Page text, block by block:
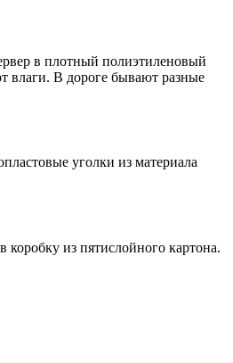
в плотный полиэтиленовый
влаги. В дороге бывают разные
уголки из материала
коробку из пятислойного картона.